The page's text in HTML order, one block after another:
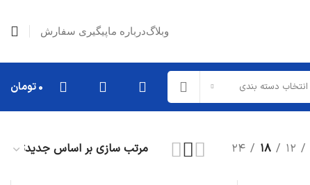
وبلاگدرباره ماپیگیری سفارش
قطعات تعلیق
میل موجگیر
انتخاب دسته بندی ۰تومان
۱۲ ۱۸ ۲۴